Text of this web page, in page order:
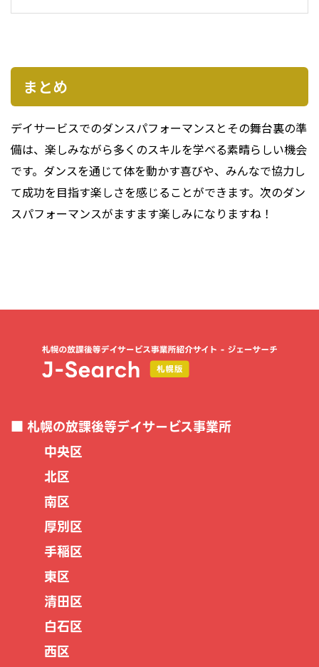
まとめ
デイサービスでのダンスパフォーマンスとその舞台裏の準
備は、楽しみながら多くのスキルを学べる素晴らしい機会
です。ダンスを通じて体を動かす喜びや、みんなで協力し
て成功を目指す楽しさを感じることができます。次のダン
スパフォーマンスがますます楽しみになりますね！
札幌の放課後等デイサービス事業所
中央区
北区
南区
厚別区
手稲区
東区
清田区
白石区
西区